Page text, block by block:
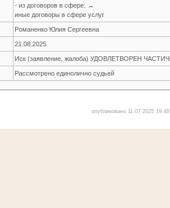
- из договоров в сфере: →
иные договоры в сфере услуг
Романенко Юлия Сергеевна
21.08.2025
Иск (заявление, жалоба) УДОВЛЕТВОРЕН
Рассмотрено единолично судьей
опубликовано 11.07.2025